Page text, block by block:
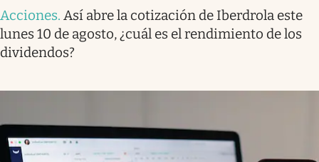
Acciones. Así abre la cotización de Iberdrola este
lunes 10 de agosto, ¿cuál es el rendimiento de los
dividendos?